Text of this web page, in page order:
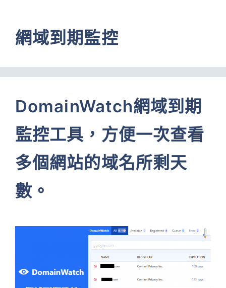
網域到期監控
DomainWatch網域到期
監控工具，方便一次查看
多個網站的域名所剩天
數。